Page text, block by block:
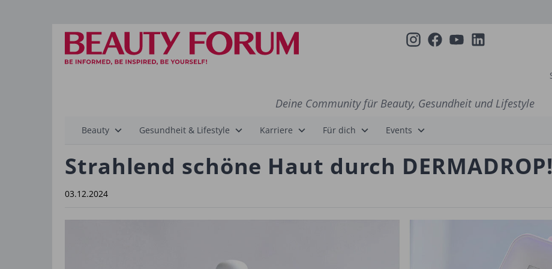
Deine Community für Beauty, Gesundheit und Lifestyle
Hauptnavigation
Beauty Gesundheit & Lifestyle Karriere Für dich Events
Strahlend schöne Haut durch DERMADROP!
03.12.2024